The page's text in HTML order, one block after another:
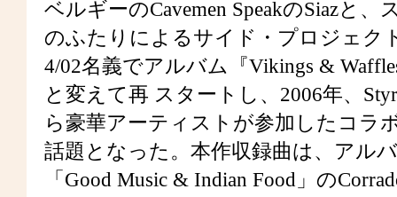
ベルギーのCavemen SpeakのSiazと、
のふたりによるサイド・プロジェク
4/02名義でアルバム『Vikings &
と変えて再 スタートし、2006年、
ら豪華アーティストが参加したコラ
話題となった。本作収録曲は、アル
「Good Music & Indian Food」の